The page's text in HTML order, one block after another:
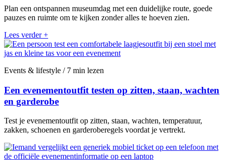
Plan een ontspannen museumdag met een duidelijke route, goede
pauzes en ruimte om te kijken zonder alles te hoeven zien.
Lees verder+
Events & lifestyle / 7 min lezen
Een evenementoutfit testen op zitten, staan, wachten
en garderobe
Test je evenementoutfit op zitten, staan, wachten, temperatuur,
zakken, schoenen en garderoberegels voordat je vertrekt.